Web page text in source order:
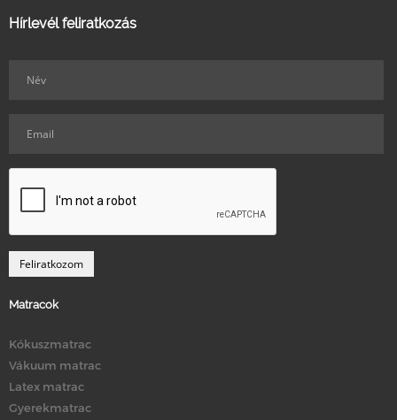
Hírlevél feliratkozás
Matracok
Kókuszmatrac
Vákuum matrac
Latex matrac
Gyerekmatrac